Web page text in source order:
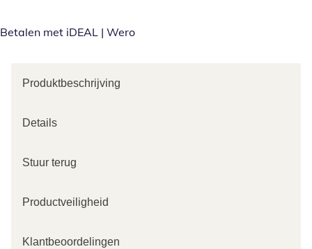
Betalen met iDEAL | Wero
Produktbeschrijving
Details
Stuur terug
Productveiligheid
Klantbeoordelingen